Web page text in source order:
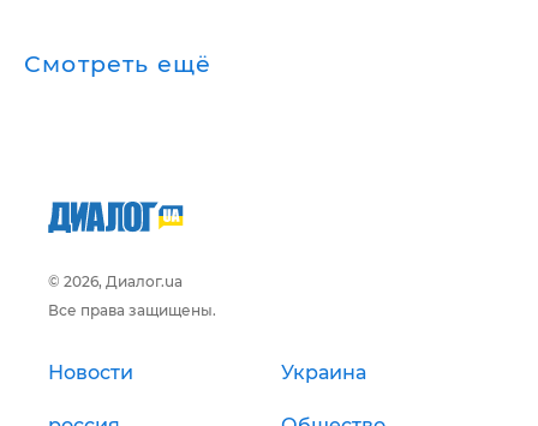
Смотреть ещё
© 2026, Диалог.ua
Все права защищены.
Новости Украина